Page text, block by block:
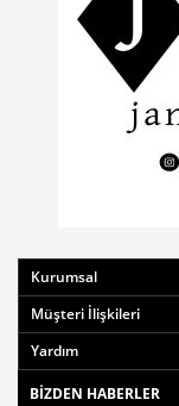
Kurumsal
Müşteri İlişkileri
Yardım
BIZDEN HABERLER